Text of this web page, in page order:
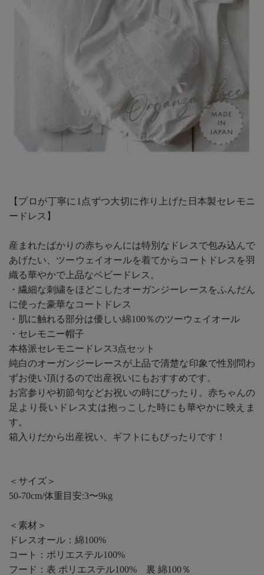
【プロが丁寧に1点ずつ大切に作り上げた日本製セレモニ
ードレス】
産まれたばかりの赤ちゃんには特別なドレスで包み込んで
あげたい、ツーウェイオールを着てからコートドレスを羽
織る華やかで上品なベビードレス。
・繊細な刺繍をほどこしたオーガンジーレースをふんだん
に使った豪華なコートドレス
・肌に触れる部分は優しい綿100％のツーウェイオール
・セレモニー帽子
本格派セレモニードレス3点セット
純白のオーガンジーレースが上品で清楚な印象で性別問わ
ずお使い頂けるので出産祝いにもおすすめです。
お宮参りや初節句などお祝いの時にぴったり。赤ちゃんの
足より長いドレス丈は抱っこした時にも華やかに映えま
す。
箱入りだから出産祝い、ギフトにもぴったりです！
＜サイズ＞
50-70cm/体重目安:3〜9kg
＜素材＞
ドレスオール：綿100%
コート：ポリエステル100%
フード：表 ポリエステル100% 裏 綿100％